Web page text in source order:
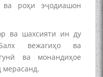
роҳи эҷодиашон
ва шахсияти ин ду
вежагиҳо ва
ва монандиҳое
мерасанд.